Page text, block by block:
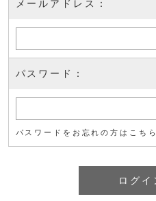
メールアドレス：
パスワード：
パスワードをお忘れの方はこちら